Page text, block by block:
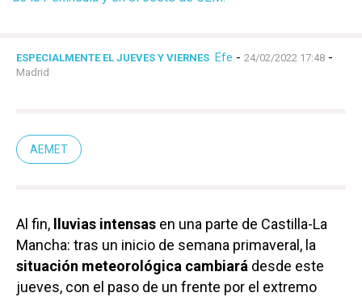
ESPECIALMENTE EL JUEVES Y VIERNES Efe - 24/02/2022 17:48 -
Madrid
AEMET
Al fin, lluvias intensas en una parte de Castilla-La
Mancha: tras un inicio de semana primaveral, la
situación meteorológica cambiará desde este
jueves, con el paso de un frente por el extremo